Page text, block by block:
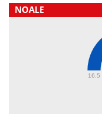
NOALE
16.5